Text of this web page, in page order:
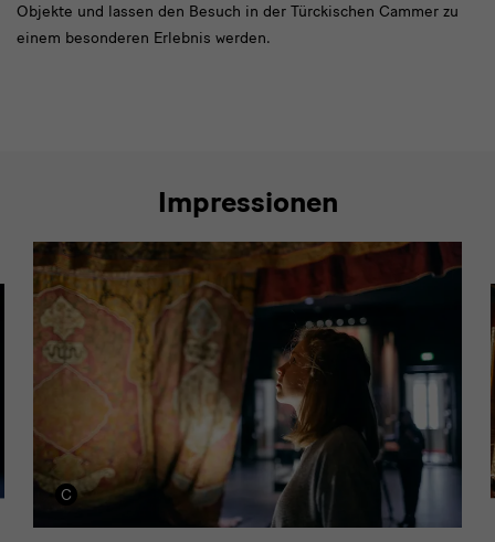
Objekte und lassen den Besuch in der Türckischen Cammer zu
einem besonderen Erlebnis werden.
Impressionen